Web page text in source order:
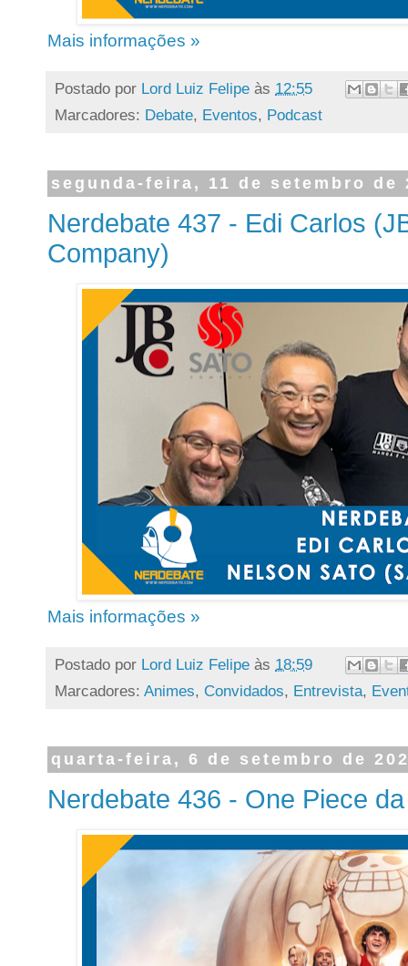
Mais informações »
Postado por Lord Luiz Felipe às 12:55
Marcadores: Debate, Eventos, Podcast
segunda-feira, 11 de setembro de
Nerdebate 437 - Edi Carlos
Company)
Mais informações »
Postado por Lord Luiz Felipe às 18:59
Marcadores: Animes, Convidados, Entrevista,
quarta-feira, 6 de setembro de
Nerdebate 436 - One Piece